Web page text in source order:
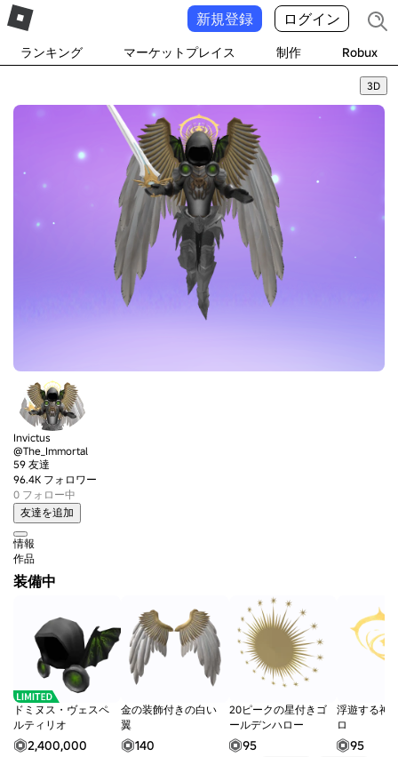
ランキング マーケットプレイス 制作 Robux
新規登録 ログイン
3D
Invictus
@The_Immortal
59 友達
96.4K フォロワー
0 フォロー中
友達を追加
情報
作品
装備中
ドミヌス・ヴェスペ
ルティリオ
2,400,000
金の装飾付きの白い
翼
140
20ピークの星付きゴ
ールデンハロー
95
浮遊する神
ロ
95